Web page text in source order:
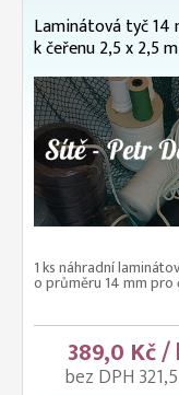
Laminátová tyč 14
k čeřenu 2,5 x 2,5 m
1 ks náhradní
o průměru 14 mm pro
389,0 Kč /
bez DPH